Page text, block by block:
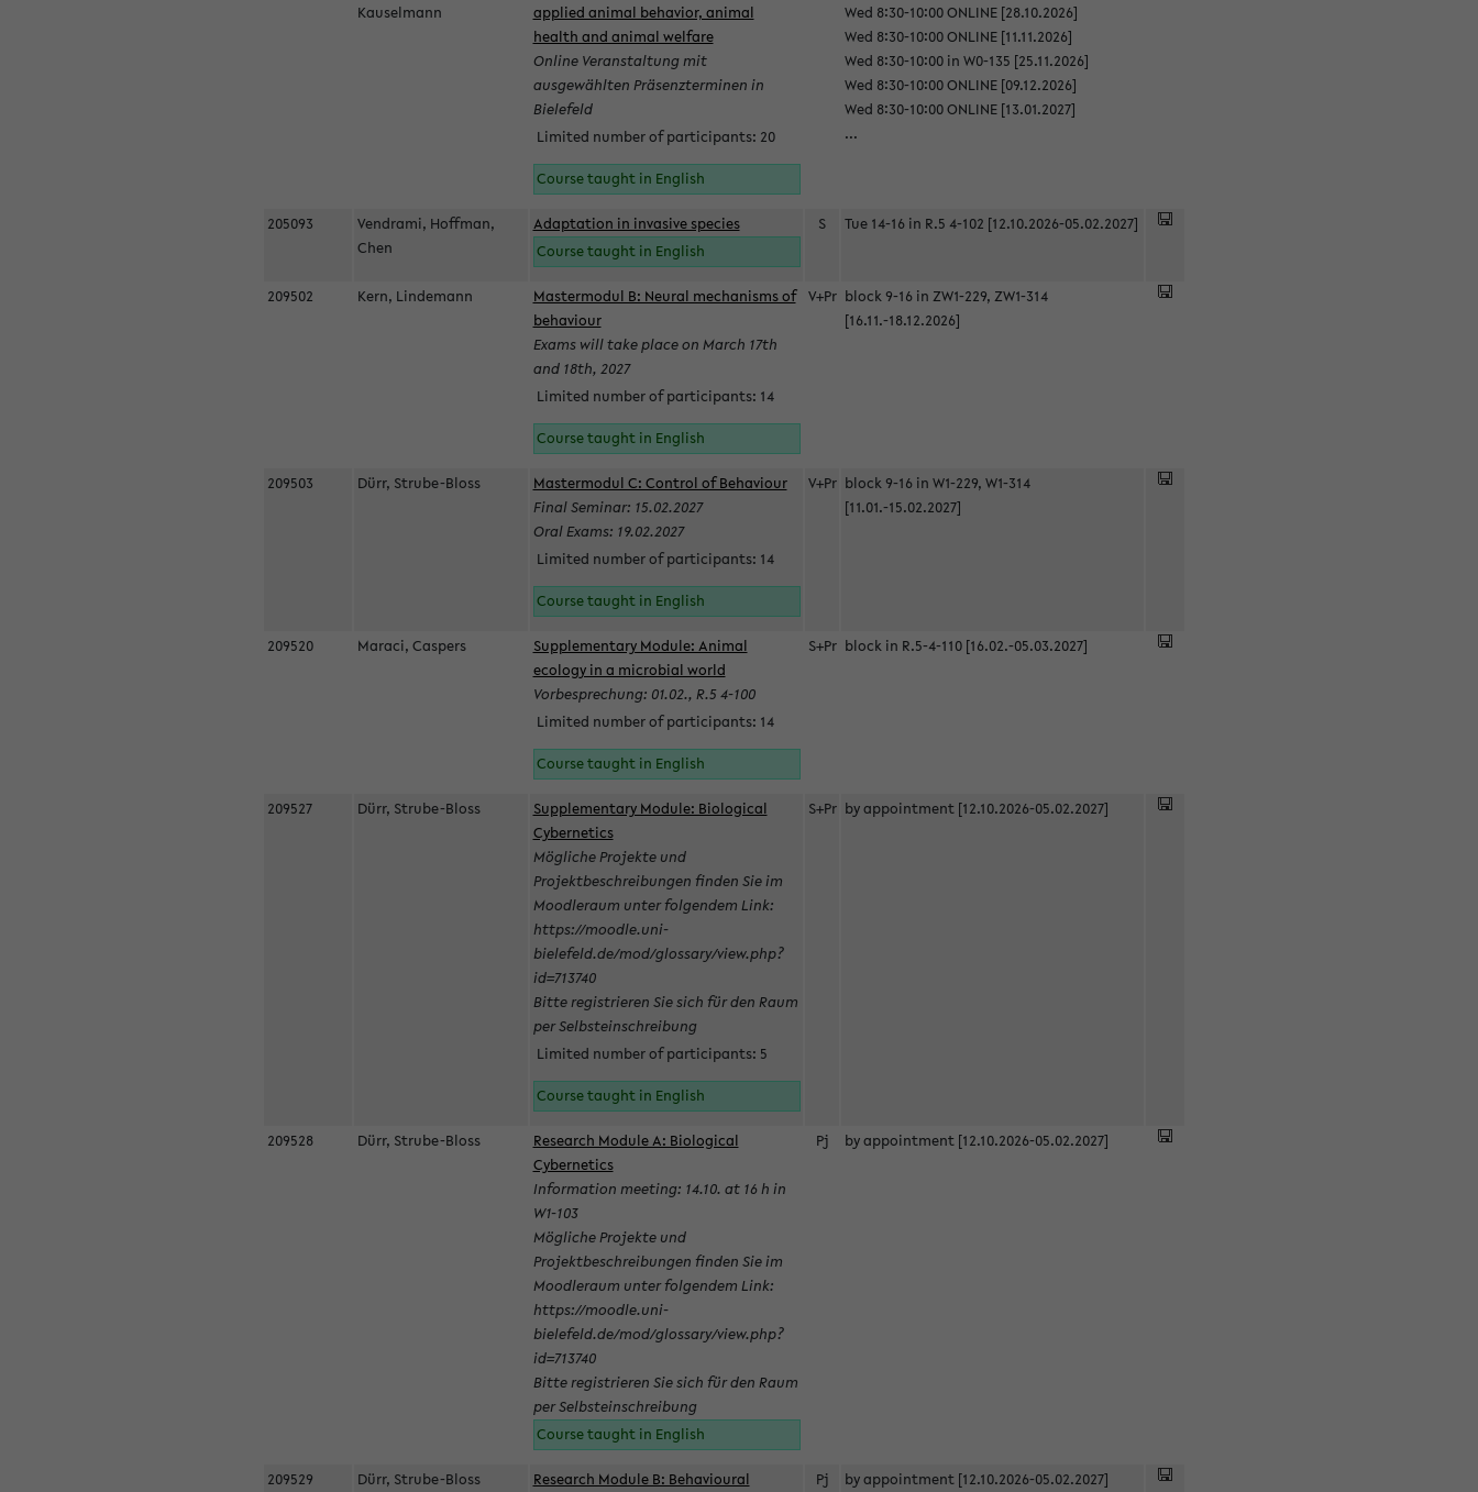
Kauselmann
applied animal behavior, animal
health and animal welfare
Online Veranstaltung mit
ausgewählten Präsenzterminen in
Bielefeld
Limited number of participants: 20
Course taught in English
Wed 8:30-10:00 ONLINE [28.10.2026]
Wed 8:30-10:00 ONLINE [11.11.2026]
Wed 8:30-10:00 in W0-135 [25.11.2026]
Wed 8:30-10:00 ONLINE [09.12.2026]
Wed 8:30-10:00 ONLINE [13.01.2027]
...
205093
Vendrami, Hoffman,
Chen
Adaptation in invasive species
Course taught in English
S Tue 14-16 in R.5 4-102 [12.10.2026-05.02.2027]
209502 Kern, Lindemann
Mastermodul B: Neural mechanisms of
behaviour
Exams will take place on March 17th
and 18th, 2027
Limited number of participants: 14
Course taught in English
V+Pr block 9-16 in ZW1-229, ZW1-314
[16.11.-18.12.2026]
209503 Dürr, Strube-Bloss
Mastermodul C: Control of Behaviour
Final Seminar: 15.02.2027
Oral Exams: 19.02.2027
Limited number of participants: 14
Course taught in English
V+Pr block 9-16 in W1-229, W1-314
[11.01.-15.02.2027]
209520 Maraci, Caspers
Supplementary Module: Animal
ecology in a microbial world
Vorbesprechung: 01.02., R.5 4-100
Limited number of participants: 14
Course taught in English
S+Pr block in R.5-4-110 [16.02.-05.03.2027]
209527 Dürr, Strube-Bloss
Supplementary Module: Biological
Cybernetics
Mögliche Projekte und
Projektbeschreibungen finden Sie im
Moodleraum unter folgendem Link:
https://moodle.uni-
bielefeld.de/mod/glossary/view.php?
id=713740
Bitte registrieren Sie sich für den Raum
per Selbsteinschreibung
Limited number of participants: 5
Course taught in English
S+Pr by appointment [12.10.2026-05.02.2027]
209528 Dürr, Strube-Bloss
Research Module A: Biological
Cybernetics
Information meeting: 14.10. at 16 h in
W1-103
Mögliche Projekte und
Projektbeschreibungen finden Sie im
Moodleraum unter folgendem Link:
https://moodle.uni-
bielefeld.de/mod/glossary/view.php?
id=713740
Bitte registrieren Sie sich für den Raum
per Selbsteinschreibung
Course taught in English
Pj by appointment [12.10.2026-05.02.2027]
209529 Dürr, Strube-Bloss
Research Module B: Behavioural
Pj by appointment [12.10.2026-05.02.2027]